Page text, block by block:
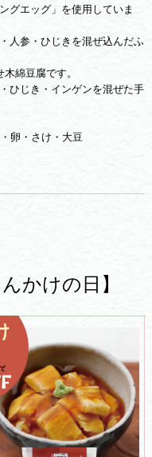
グエッグ」を使用していま
人参・ひじきを混ぜ込んだふ
綿豆腐です。
ひじき・インゲンを混ぜた手
卵・さけ・大豆
かけの日】